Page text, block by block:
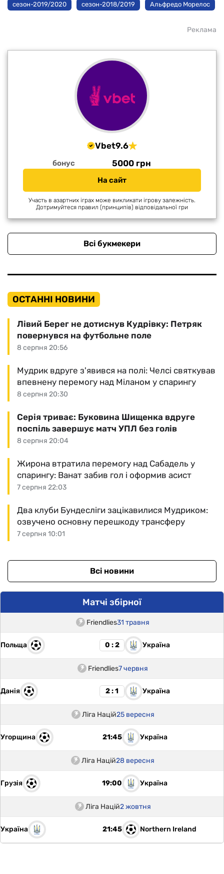
сезон-2019/2020 сезон-2018/2019 Альфредо Морелос
Реклама
Vbet9.6
бонус 5000 грн
На сайт
Участь в азартних іграх може викликати ігрову залежність.
Дотримуйтеся правил (принципів) відповідальної гри
Всі букмекери
ОСТАННІ НОВИНИ
8 серпня 20:56
Лівий Берег не дотиснув Кудрівку: Петряк
повернувся на футбольне поле
8 серпня 20:30
Мудрик вдруге з'явився на полі: Челсі святкував
впевнену перемогу над Міланом у спарингу
8 серпня 20:04
Серія триває: Буковина Шищенка вдруге
поспіль завершує матч УПЛ без голів
7 серпня 22:03
Жирона втратила перемогу над Сабадель у
спарингу: Ванат забив гол і оформив асист
7 серпня 10:01
Два клуби Бундесліги зацікавилися Мудриком:
озвучено основну перешкоду трансферу
Всі новини
Матчі збірної
Friendlies31 травня
Польща 0 : 2 Україна
Friendlies7 червня
Данія 2 : 1 Україна
Ліга Націй25 вересня
Угорщина 21:45 Україна
Ліга Націй28 вересня
Грузія 19:00 Україна
Ліга Націй2 жовтня
Україна 21:45 Northern Ireland